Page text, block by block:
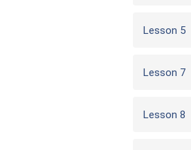
Lesson 5
Lesson 7
Lesson 8